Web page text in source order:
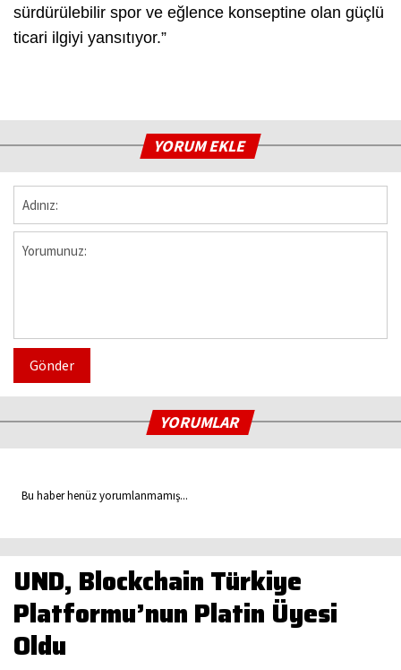
sürdürülebilir spor ve eğlence konseptine olan güçlü
ticari ilgiyi yansıtıyor.”
YORUM EKLE
Gönder
YORUMLAR
Bu haber henüz yorumlanmamış...
UND, Blockchain Türkiye
Platformu’nun Platin Üyesi
Oldu